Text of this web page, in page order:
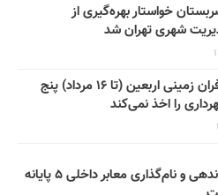
خواستار بهره‌گیری از
شهری تهران شد
شهرداری از مسافران زمینی اربعین (تا ۱۶ مرداد) پنج
را اخذ نمی‌کند
اتمام پروژه ساماندهی و نام‌گذاری معابر داخلی ۵ پایانه